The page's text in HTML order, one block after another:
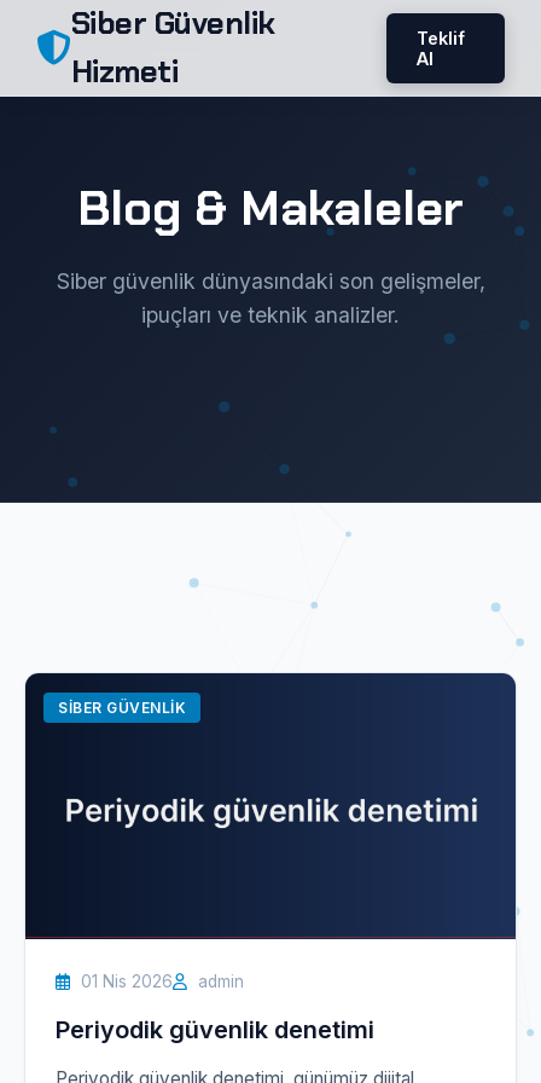
Siber Güvenlik
Hizmeti
Teklif
Al
Blog & Makaleler
Siber güvenlik dünyasındaki son gelişmeler,
ipuçları ve teknik analizler.
SIBER GÜVENLIK
01 Nis 2026 admin
Periyodik güvenlik denetimi